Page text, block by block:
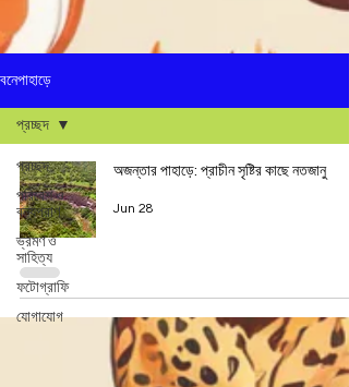
বনেপাহাড়ে
প্রচ্ছদ
পরিবেশ ও
বন্যপ্রাণ
ভ্রমণ ও
সাহিত্য
ফটোগ্রাফি
যোগাযোগ
প্রচ্ছদ
অজন্তার পাহাড়ে: প্রাচীন সৃষ্টির কাছে নতজানু
Jun 28